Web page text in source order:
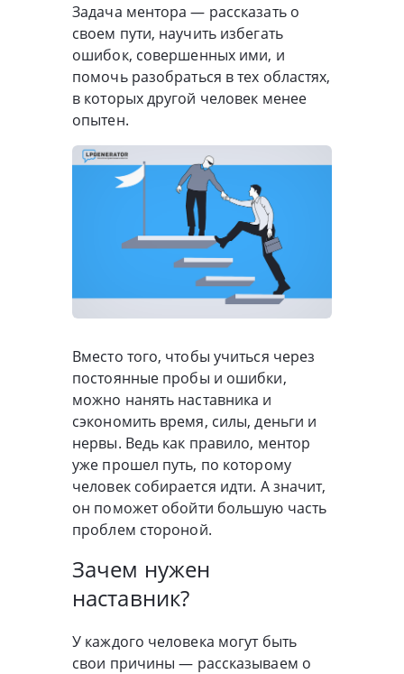
Задача ментора — рассказать о
своем пути, научить избегать
ошибок, совершенных ими, и
помочь разобраться в тех областях,
в которых другой человек менее
опытен.
Вместо того, чтобы учиться через
постоянные пробы и ошибки,
можно нанять наставника и
сэкономить время, силы, деньги и
нервы. Ведь как правило, ментор
уже прошел путь, по которому
человек собирается идти. А значит,
он поможет обойти большую часть
проблем стороной.
Зачем нужен
наставник?
У каждого человека могут быть
свои причины — рассказываем о